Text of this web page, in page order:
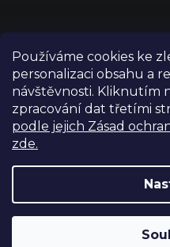
Používáme cookies ke
personalizaci obsahu a
návštěvnosti. Kliknutím
zpracování dat třetími
podle jejich Zásad
zde.
Výdejní sklad Praha:
Copyright 2026FILM-
Upravit